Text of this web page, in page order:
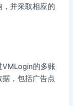
并采取相应的
VMLogin的多账
，包括广告点